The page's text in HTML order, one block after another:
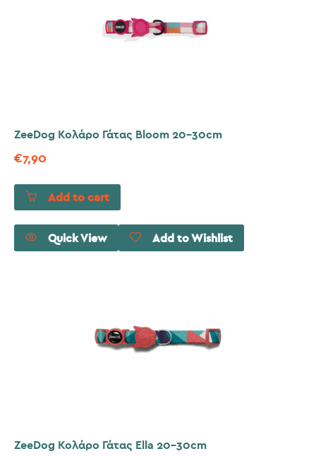
ZeeDog Κολάρο Γάτας Bloom 20-30cm
€7,90
Add to cart
Quick View Add to Wishlist
ZeeDog Κολάρο Γάτας Ella 20-30cm